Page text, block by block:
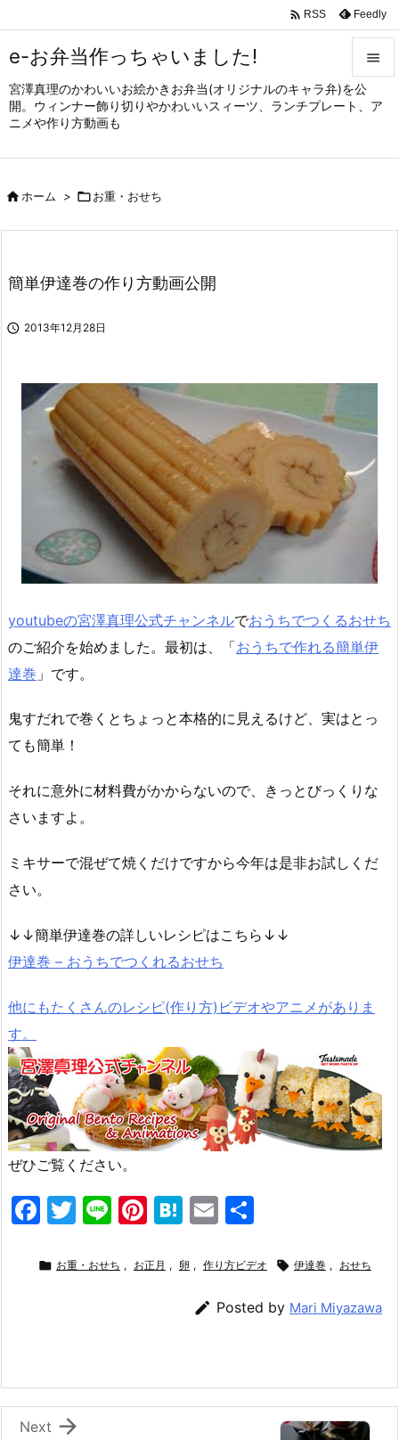
e-お弁当作っちゃいました!
宮澤真理のかわいいお絵かきお弁当(オリジナルのキャラ弁)を公
開。ウィンナー飾り切りやかわいいスィーツ、ランチプレート、ア
ニメや作り方動画も


メニュ
サイド

 RSS Feedly
ホーム > お重・おせち
簡単伊達巻の作り方動画公開
 2013年12月28日
youtubeの宮澤真理公式チャンネルでおうちでつくるおせち
のご紹介を始めました。最初は、「おうちで作れる簡単伊
達巻 」です。
鬼すだれで巻くとちょっと本格的に見えるけど、実はとっ
ても簡単！
それに意外に材料費がかからないので、きっとびっくりな
さいますよ。
ミキサーで混ぜて焼くだけですから今年は是非お試しくだ
さい。
↓↓簡単伊達巻の詳しいレシピはこちら↓↓
伊達巻 – おうちでつくれるおせち
他にもたくさんのレシピ(作り方)ビデオやアニメがありま
す。
ぜひご覧ください。
F
c
o
k
T
itt
Li
e
Pi
er
H
e
a
E
ai
l
 お重・おせち , お正月 , 卵 , 作り方ビデオ  伊達巻 , おせち
 Posted by Mari Miyazawa

Next